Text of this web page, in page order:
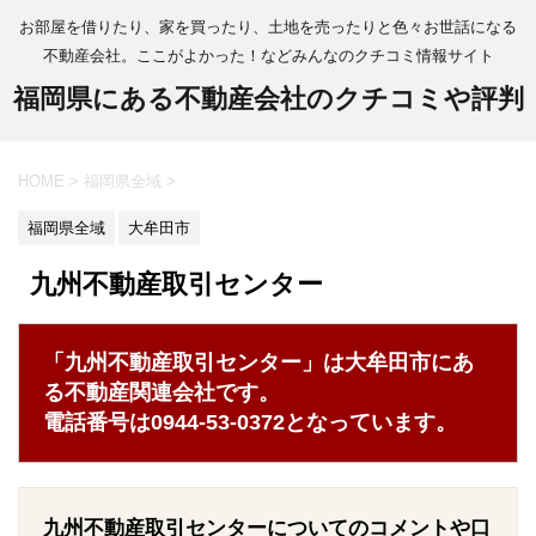
お部屋を借りたり、家を買ったり、土地を売ったりと色々お世話になる
不動産会社。ここがよかった！などみんなのクチコミ情報サイト
福岡県にある不動産会社のクチコミや評判
HOME > 福岡県全域 >
福岡県全域 大牟田市
九州不動産取引センター
「九州不動産取引センター」は大牟田市にあ
る不動産関連会社です。
電話番号は0944-53-0372となっています。
九州不動産取引センターについてのコメントや口